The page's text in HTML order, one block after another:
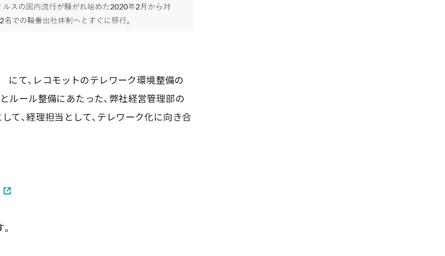
にて、レコモットのテレワーク環境整備の
ルール整備にあたった、弊社経営管理部の
て、経理担当として、テレワーク化に向き合